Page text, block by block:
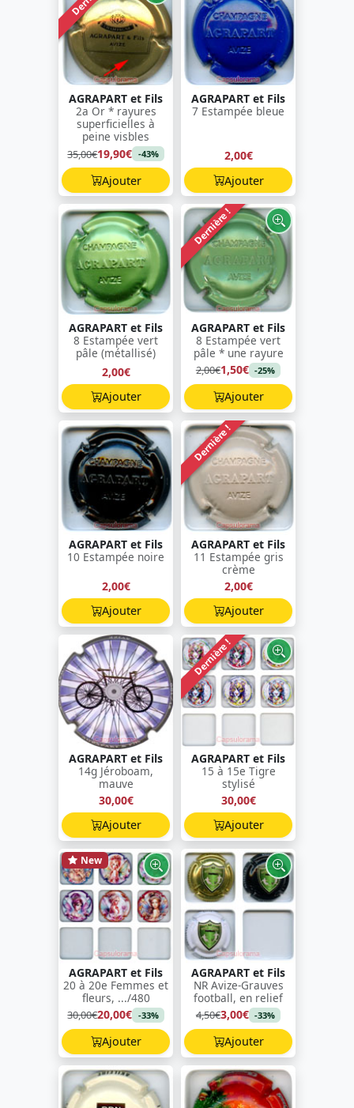
AGRAPART et Fils
2a Or * rayures
superficielles à
peine visbles
35,00€19,90€ -43%
Ajouter
AGRAPART et Fils
7 Estampée bleue
2,00€
Ajouter
AGRAPART et Fils
8 Estampée vert
pâle (métallisé)
2,00€
Ajouter
Dernière !
AGRAPART et Fils
8 Estampée vert
pâle * une rayure
2,00€1,50€ -25%
Ajouter
AGRAPART et Fils
10 Estampée noire
2,00€
Ajouter
Dernière !
AGRAPART et Fils
11 Estampée gris
crème
2,00€
Ajouter
AGRAPART et Fils
14g Jéroboam,
mauve
30,00€
Ajouter
Dernière !
AGRAPART et Fils
15 à 15e Tigre
stylisé
30,00€
Ajouter
New
AGRAPART et Fils
20 à 20e Femmes et
fleurs, .../480
30,00€20,00€ -33%
Ajouter
AGRAPART et Fils
NR Avize-Grauves
football, en relief
4,50€3,00€ -33%
Ajouter